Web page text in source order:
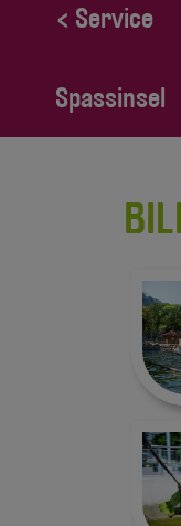
< Service
Spassinsel